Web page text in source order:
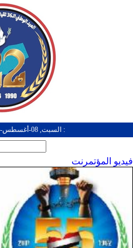
: السبت, 08-أغسطس-2026 الساعة: 12:21 م
فيديو المؤتمرنت